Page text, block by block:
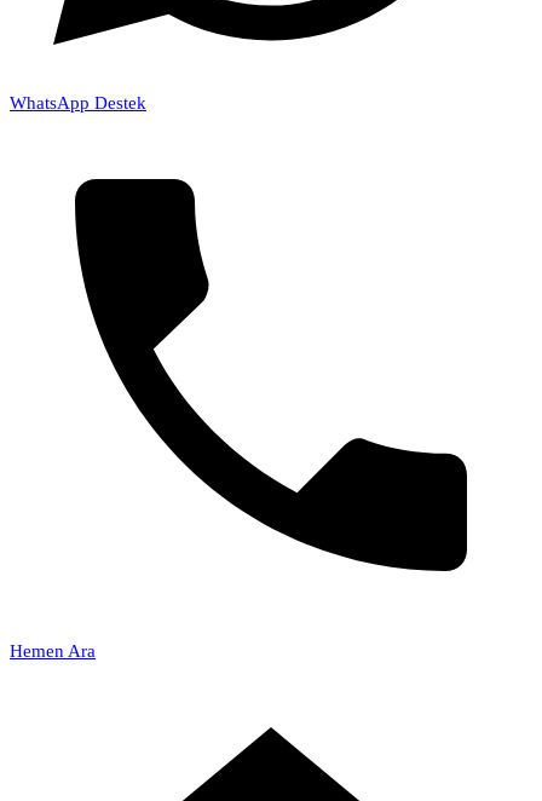
WhatsApp Destek
Hemen Ara